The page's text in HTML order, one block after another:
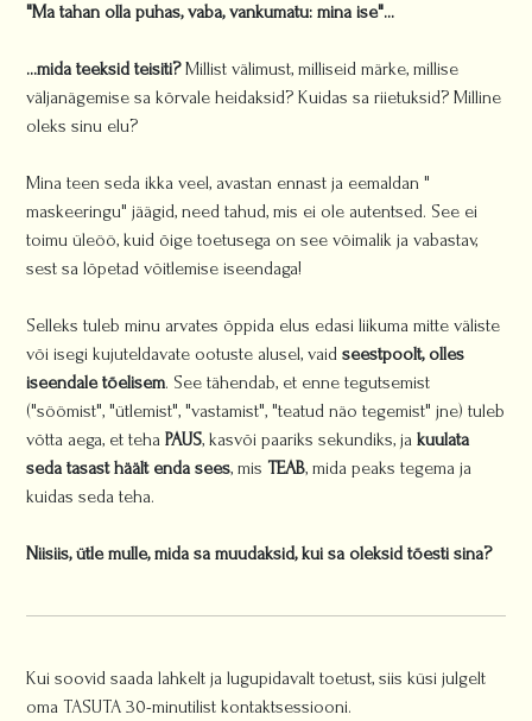
"Ma tahan olla puhas, vaba, vankumatu: mina ise"…
…mida teeksid teisiti?Millist välimust, milliseid märke, millise
väljanägemise sa kõrvale heidaksid? Kuidas sa riietuksid? Milline
oleks sinu elu?
Mina teen seda ikka veel, avastan ennast ja eemaldan "
maskeeringu" jäägid, need tahud, mis ei ole autentsed. See ei
toimu üleöö, kuid õige toetusega on see võimalik ja vabastav,
sest sa lõpetad võitlemise iseendaga!
Selleks tuleb minu arvates õppida elus edasi liikuma mitte väliste
või isegi kujuteldavate ootuste alusel, vaidseestpoolt, olles
iseendale tõelisem. See tähendab, et enne tegutsemist
("söömist", "ütlemist", "vastamist", "teatud näo tegemist" jne) tuleb
võtta aega, et tehaPAUS, kasvõi paariks sekundiks, jakuulata
seda tasast häält enda sees, misTEAB, mida peaks tegema ja
kuidas seda teha.
Niisiis, ütle mulle, mida sa muudaksid, kui sa oleksid tõesti sina?
Kui soovid saada lahkelt ja lugupidavalt toetust, siis küsi julgelt
oma TASUTA 30-minutilist kontaktsessiooni.